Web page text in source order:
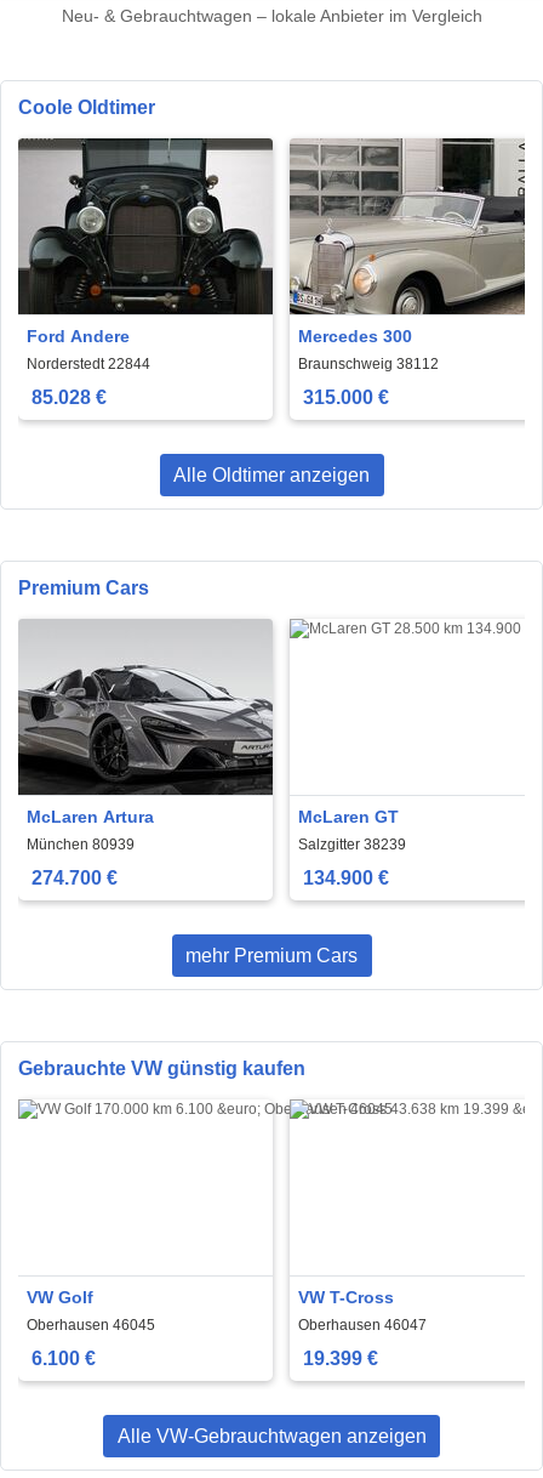
Neu- & Gebrauchtwagen – lokale Anbieter im Vergleich
Coole Oldtimer
Ford Andere
Norderstedt 22844
85.028 €
Mercedes 300
Braunschweig 38112
315.000 €
Alle Oldtimer anzeigen
Premium Cars
McLaren Artura
München 80939
274.700 €
McLaren GT
Salzgitter 38239
134.900 €
mehr Premium Cars
Gebrauchte VW günstig kaufen
VW Golf
Oberhausen 46045
6.100 €
VW T-Cross
Oberhausen 46047
19.399 €
Alle VW-Gebrauchtwagen anzeigen